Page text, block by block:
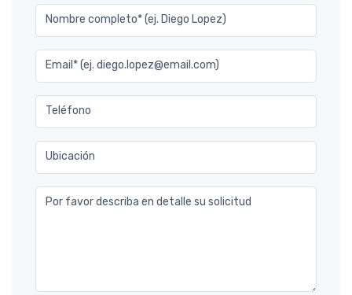
Nombre completo* (ej. Diego Lopez)
Email* (ej. diego.lopez@email.com)
Teléfono
Ubicación
Por favor describa en detalle su solicitud